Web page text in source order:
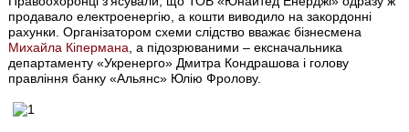
продавало електроенергію, а кошти виводило на закордонні
рахунки. Організатором схеми слідство вважає бізнесмена
Михайла Кіпермана , а підозрюваними – ексначальника
департаменту «Укренерго» Дмитра Кондрашова і голову
правління банку «Альянс» Юлію Фролову.